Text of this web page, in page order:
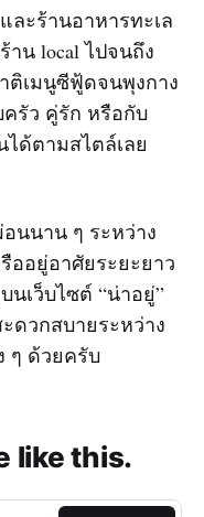
ละร้านอาหารทะเล
น local ไปจนถึง
ติเมนูซีฟู้ดจนพุงกาง
รัว คู่รัก หรือกับ
ด้ตามสไตล์เลย
นนาน ๆ ระหว่าง
ออยู่อาศัยระยะยาว
บนเว็บไซต์ “น่าอยู่”
ดวกสบายระหว่าง
ๆ ด้วยครับ
like this.